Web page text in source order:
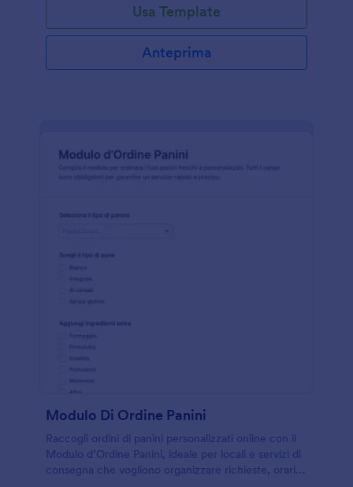
Usa Template
Anteprima
Modulo Di Ordine Panini
Raccogli ordini di panini personalizzati online con il
Modulo d’Ordine Panini, ideale per locali e servizi di
consegna che vogliono organizzare richieste, orari e